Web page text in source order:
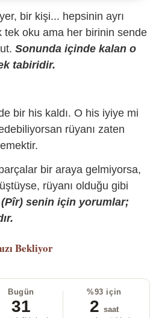
bir kişi... hepsinin ayrı
tek oku ama her birinin sende
Sonunda içinde kalan o
tabiridir.
bir his kaldı. O his iyiye mi
rüyanı zaten
bir araya gelmiyorsa,
rüyanı olduğu gibi
senin için yorumlar;
Bekliyor
Bugün
31
%93 için
2 saat